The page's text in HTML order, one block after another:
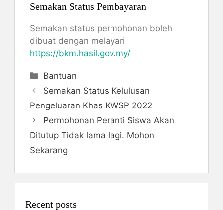
Semakan Status Pembayaran
Semakan status permohonan boleh
dibuat dengan melayari
https://bkm.hasil.gov.my/
Categories
Bantuan
Semakan Status Kelulusan
Pengeluaran Khas KWSP 2022
Permohonan Peranti Siswa Akan
Ditutup Tidak lama lagi. Mohon
Sekarang
Recent posts